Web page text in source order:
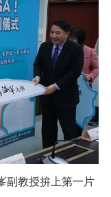
副教授拚上第一片